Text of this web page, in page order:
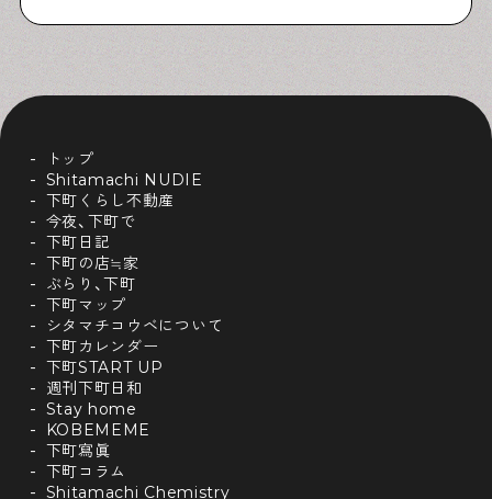
トップ
Shitamachi NUDIE
下町くらし不動産
今夜、下町で
下町日記
下町の店≒家
ぶらり、下町
下町マップ
シタマチコウベについて
下町カレンダー
下町START UP
週刊下町日和
Stay home
KOBEMEME
下町寫眞
下町コラム
Shitamachi Chemistry